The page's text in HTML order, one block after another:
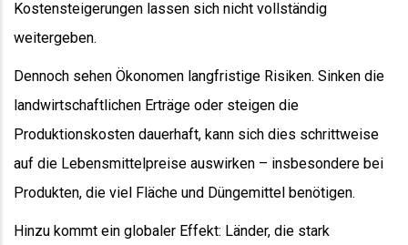
Kostensteigerungen lassen sich nicht vollständig
weitergeben.
Dennoch sehen Ökonomen langfristige Risiken. Sinken die
landwirtschaftlichen Erträge oder steigen die
Produktionskosten dauerhaft, kann sich dies schrittweise
auf die Lebensmittelpreise auswirken – insbesondere bei
Produkten, die viel Fläche und Düngemittel benötigen.
Hinzu kommt ein globaler Effekt: Länder, die stark